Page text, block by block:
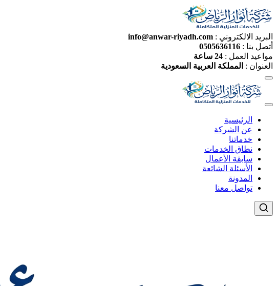
البريد الالكتروني : info@anwar-riyadh.com
أتصل بنا : 0505636116
مواعيد العمل : 24 ساعة
العنوان : المملكة العربية السعودية
الرئيسية
عن الشركة
خدماتنا
نطاق الخدمات
سابقة الأعمال
الأسئلة الشائعة
المدونة
تواصل معنا